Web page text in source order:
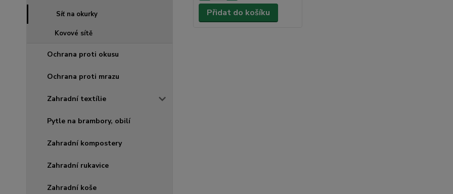
Síť na okurky
Kovové sítě
Ochrana proti okusu
Ochrana proti mrazu
Zahradní textílie
Pytle na brambory, obilí
Zahradní kompostery
Zahradní rukavice
Zahradní koše
Přidat do košíku